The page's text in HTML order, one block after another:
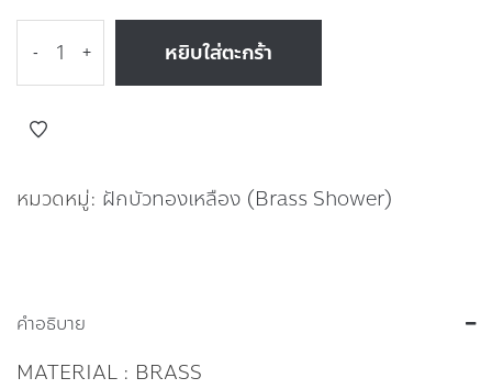
- + หยิบใส่ตะกร้า
หมวดหมู่: ฝักบัวทองเหลือง (Brass Shower)
คำอธิบาย
MATERIAL : BRASS